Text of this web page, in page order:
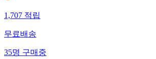
1,707적립
무료배송
35명구매중